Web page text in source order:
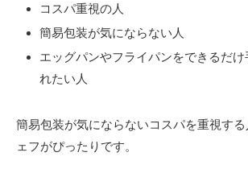
コスパ重視の人
簡易包装が気にならない人
エッグパンやフライパンをできるだけ
れたい人
簡易包装が気にならないコスパを重視す
ェフがぴったりです。